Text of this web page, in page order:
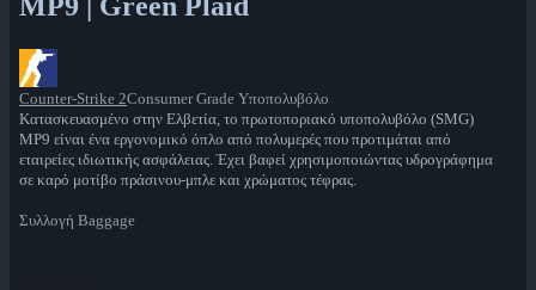
MP9 | Green Plaid
Counter-Strike 2Consumer Grade Υποπολυβόλο
Κατασκευασμένο στην Ελβετία, το πρωτοποριακό υποπολυβόλο (SMG)
MP9 είναι ένα εργονομικό όπλο από πολυμερές που προτιμάται από
εταιρείες ιδιωτικής ασφάλειας. Έχει βαφεί χρησιμοποιώντας υδρογράφημα
σε καρό μοτίβο πράσινου-μπλε και χρώματος τέφρας.
Συλλογή Baggage